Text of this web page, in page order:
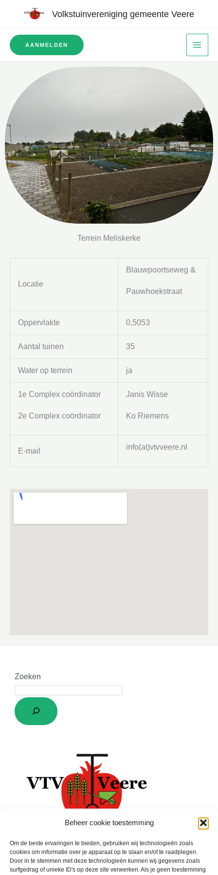
Beheer cookie toestemming
Om de beste ervaringen te bieden, gebruiken wij technologieën zoals
cookies om informatie over je apparaat op te slaan en/of te raadplegen.
Door in te stemmen met deze technologieën kunnen wij gegevens zoals
surfgedrag of unieke ID's op deze site verwerken. Als je geen toestemming
inhoud
Volkstuinvereniging gemeente Veere
AANMELDEN
Terrein Meliskerke
Locatie
Blauwpoortseweg &
Pauwhoekstraat
Oppervlakte 0,5053
Aantal tuinen 35
Water op terrein ja
1e Complex coördinator
2e Complex coördinator
Janis Wisse
Ko Riemens
E-mail info(at)vtvveere.nl
Zoeken